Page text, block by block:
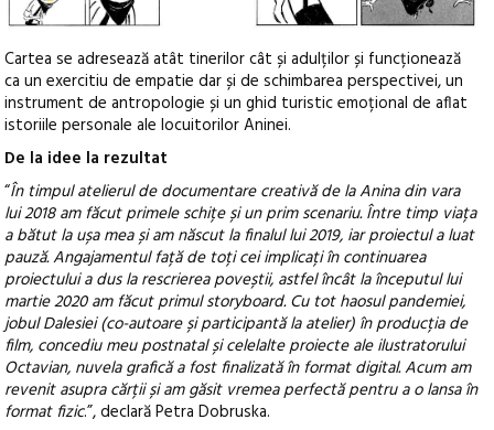
Cartea se adresează atât tinerilor cât și adulților și funcționează
ca un exercitiu de empatie dar și de schimbarea perspectivei, un
instrument de antropologie și un ghid turistic emoțional de aflat
istoriile personale ale locuitorilor Aninei.
De la idee la rezultat
“În timpul atelierul de documentare creativă de la Anina din vara
lui 2018 am făcut primele schițe și un prim scenariu. Între timp viața
a bătut la ușa mea și am născut la finalul lui 2019, iar proiectul a luat
pauză. Angajamentul față de toți cei implicați în continuarea
proiectului a dus la rescrierea poveștii, astfel încât la începutul lui
martie 2020 am făcut primul storyboard. Cu tot haosul pandemiei,
jobul Dalesiei (co-autoare și participantă la atelier) în producția de
film, concediu meu postnatal și celelalte proiecte ale ilustratorului
Octavian, nuvela grafică a fost finalizată în format digital. Acum am
revenit asupra cărții și am găsit vremea perfectă pentru a o lansa în
format fizic.”, declară Petra Dobruska.